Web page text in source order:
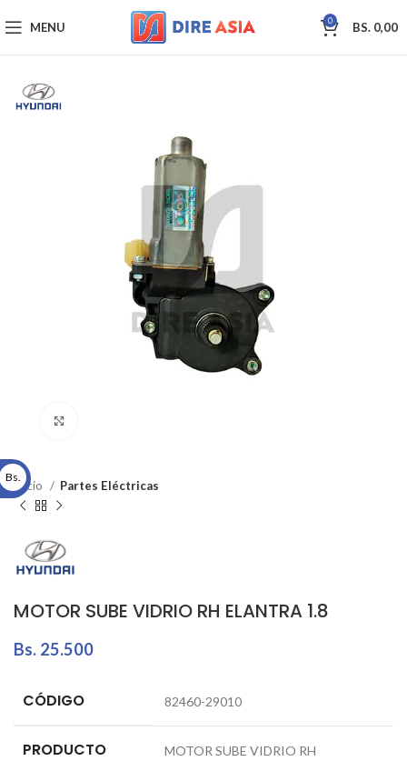
MENU 0 BS. 0,00
Inicio Partes Eléctricas
MOTOR SUBE VIDRIO RH ELANTRA 1.8
Bs. 25.500
CÓDIGO 82460-29010
PRODUCTO MOTOR SUBE VIDRIO RH
Bs.